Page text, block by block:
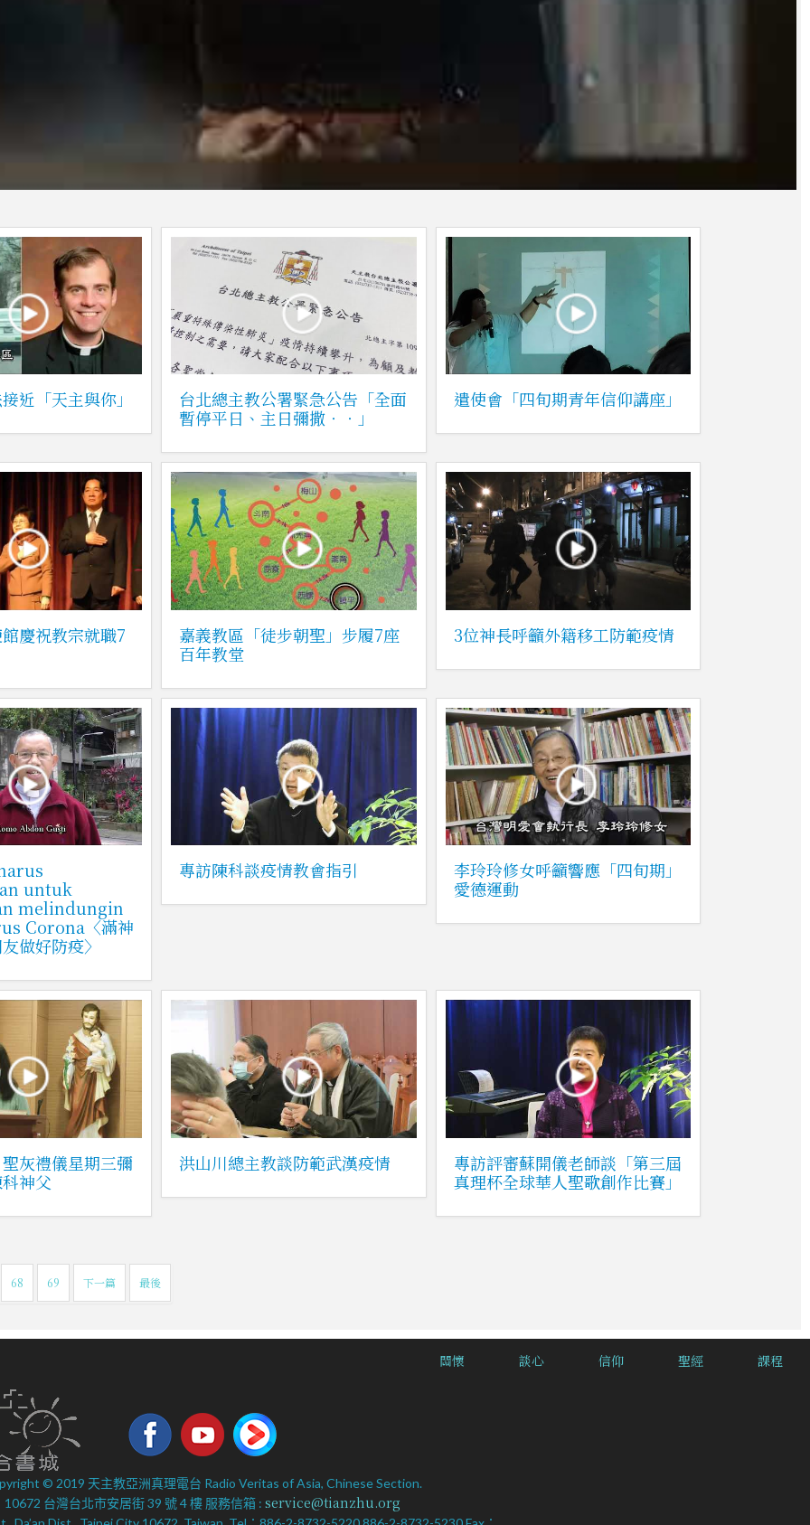
近「天主與你」
台北總主教公署緊急公告「全面
暫停平日、主日彌撒‧‧」
遣使會「四旬期青年信仰講座」
慶祝教宗就職7
嘉義教區「徒步朝聖」步履7座
百年教堂
3位神長呼籲外籍移工防範疫情
untuk
melindungin
Corona〈滿神
做好防疫〉
專訪陳科談疫情教會指引
李玲玲修女呼籲響應「四旬期」
愛德運動
灰禮儀星期三彌
神父
洪山川總主教談防範武漢疫情
專訪評審蘇開儀老師談「第三屆
真理杯全球華人聖歌創作比賽」
68 69 下一篇 最後
關懷 談心 信仰 聖經 課程
© 2019 天主教亞洲真理電台 Radio Veritas of Asia, Chinese Section.
10672 台灣台北市安居街 39 號 4 樓 服務信箱 : service@tianzhu.org